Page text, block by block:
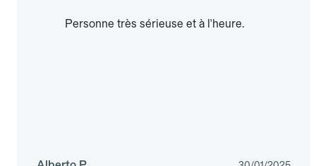
Personne très sérieuse et à l'heure.